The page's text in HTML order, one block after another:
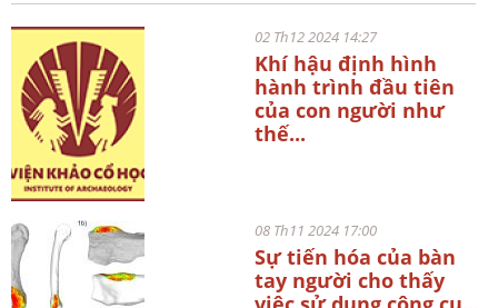
02 Th12 2024 14:27
Khí hậu định hình
hành trình đầu tiên
của con người như
thế...
08 Th11 2024 17:00
Sự tiến hóa của bàn
tay người cho thấy